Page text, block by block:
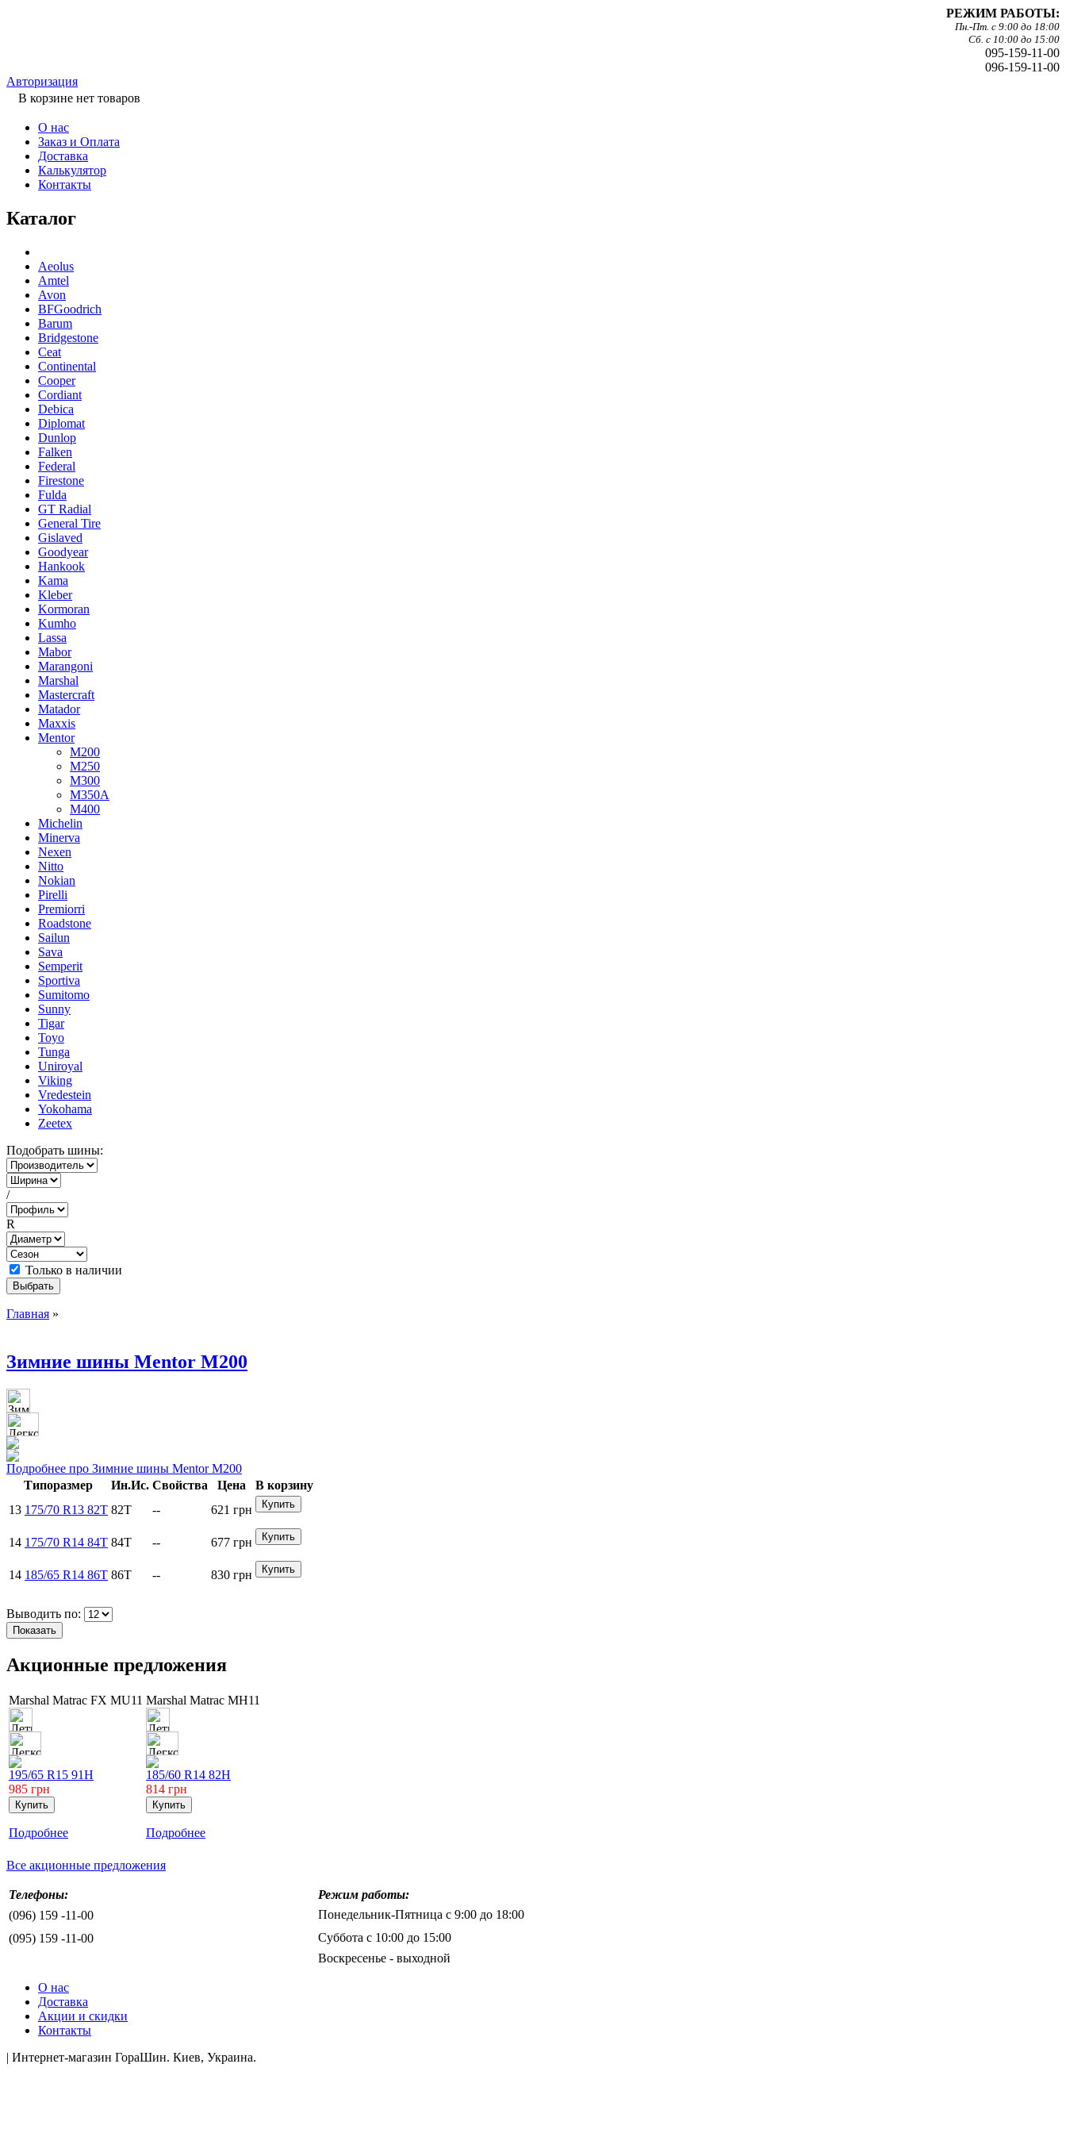
РЕЖИМ РАБОТЫ:
Пн.-Пт. с 9:00 до 18:00
Сб. с 10:00 до 15:00
095-159-11-00
096-159-11-00
Авторизация
В корзине нет товаров
О нас
Заказ и Оплата
Доставка
Калькулятор
Контакты
Каталог
Aeolus
Amtel
Avon
BFGoodrich
Barum
Bridgestone
Ceat
Continental
Cooper
Cordiant
Debica
Diplomat
Dunlop
Falken
Federal
Firestone
Fulda
GT Radial
General Tire
Gislaved
Goodyear
Hankook
Kama
Kleber
Kormoran
Kumho
Lassa
Mabor
Marangoni
Marshal
Mastercraft
Matador
Maxxis
Mentor
M200
M250
M300
M350A
M400
Michelin
Minerva
Nexen
Nitto
Nokian
Pirelli
Premiorri
Roadstone
Sailun
Sava
Semperit
Sportiva
Sumitomo
Sunny
Tigar
Toyo
Tunga
Uniroyal
Viking
Vredestein
Yokohama
Zeetex
Подобрать шины:
/
R
Только в наличии
Главная »
Зимние шины Mentor M200
Подробнее про Зимние шины Mentor M200
Типоразмер
Ин.Ис. Свойства Цена
В корзину
13 175/70 R13 82T 82T -- 621 грн
14 175/70 R14 84T 84T -- 677 грн
14 185/65 R14 86T 86T -- 830 грн
Выводить по:
Акционные предложения
Marshal Matrac FX MU11
195/65 R15 91H
985 грн
Подробнее
Marshal Matrac MH11
185/60 R14 82H
814 грн
Подробнее
Все акционные предложения
Телефоны:
Режим работы:
(096) 159 -11-00
Понедельник-Пятница с 9:00 до 18:00
(095) 159 -11-00
Суббота с 10:00 до 15:00
Воскресенье - выходной
О нас
Доставка
Акции и скидки
Контакты
| Интернет-магазин ГораШин. Киев, Украина.